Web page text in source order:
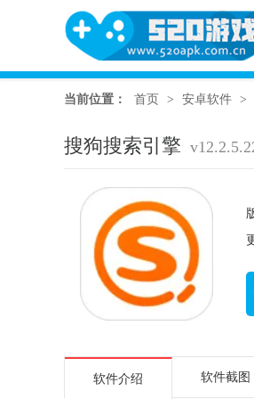
当前位置： 首页 > 安卓软件 >
搜狗搜索引擎
软件介绍 软件截图